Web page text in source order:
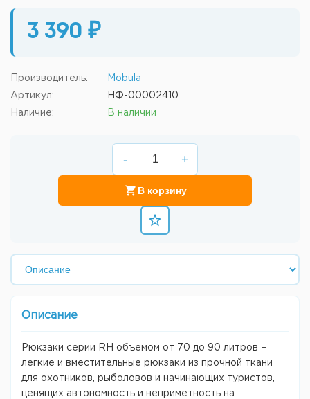
3 390 ₽
Производитель: Mobula
Артикул: НФ-00002410
Наличие: В наличии
- +
В корзину
Описание
Рюкзаки серии RH объемом от 70 до 90 литров –
легкие и вместительные рюкзаки из прочной ткани
для охотников, рыболовов и начинающих туристов,
ценящих автономность и неприметность на